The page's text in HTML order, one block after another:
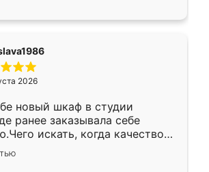
2026
новый шкаф в студии
ранее заказывала себе
искать, когда качеством
Служит кухня уже почти
нет.